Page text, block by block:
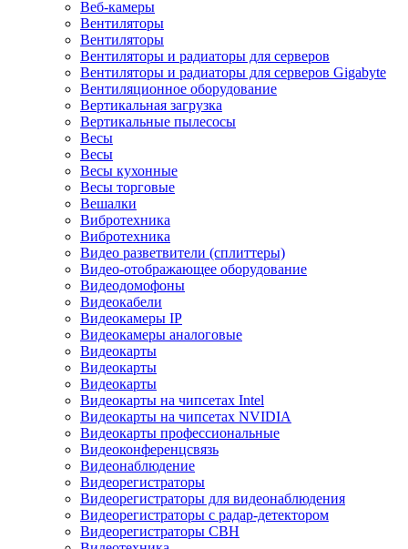
Веб-камеры
Вентиляторы
Вентиляторы
Вентиляторы и радиаторы для серверов
Вентиляторы и радиаторы для серверов Gigabyte
Вентиляционное оборудование
Вертикальная загрузка
Вертикальные пылесосы
Весы
Весы
Весы кухонные
Весы торговые
Вешалки
Вибротехника
Вибротехника
Видео разветвители (сплиттеры)
Видео-отображающее оборудование
Видеодомофоны
Видеокабели
Видеокамеры IP
Видеокамеры аналоговые
Видеокарты
Видеокарты
Видеокарты
Видеокарты на чипсетах Intel
Видеокарты на чипсетах NVIDIA
Видеокарты профессиональные
Видеоконференцсвязь
Видеонаблюдение
Видеорегистраторы
Видеорегистраторы для видеонаблюдения
Видеорегистраторы с радар-детектором
Видеорегистраторы СВН